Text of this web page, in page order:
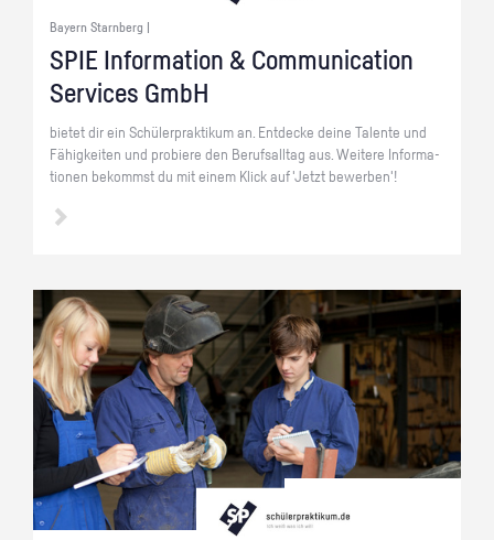
Bayern Starnberg |
SPIE In­for­ma­ti­on & Com­mu­ni­ca­ti­on
Ser­vices GmbH
bie­tet dir ein Schü­ler­prak­ti­kum an. Ent­de­cke deine Ta­len­te und
Fä­hig­kei­ten und pro­bie­re den Be­rufs­all­tag aus. Wei­te­re In­for­ma­
tio­nen be­kommst du mit einem Klick auf 'Jetzt be­wer­ben'!